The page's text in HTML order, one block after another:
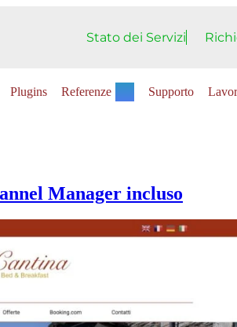
Stato dei Servizi
Plugins Referenze Supporto
Manager incluso